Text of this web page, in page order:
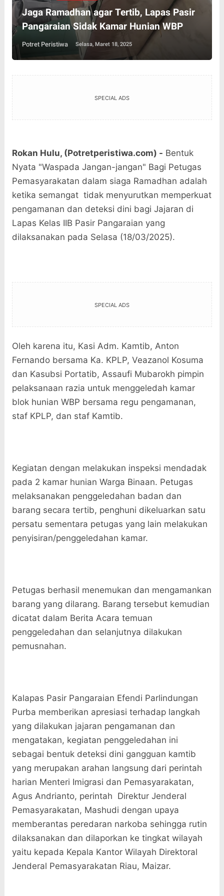
Jaga Ramadhan agar Tertib, Lapas Pasir
Pangaraian Sidak Kamar Hunian WBP
Potret Peristiwa Selasa, Maret 18, 2025
SPECIAL ADS
Rokan Hulu, (Potretperistiwa.com) - Bentuk
Nyata "Waspada Jangan-jangan" Bagi Petugas
Pemasyarakatan dalam siaga Ramadhan adalah
ketika semangat tidak menyurutkan memperkuat
pengamanan dan deteksi dini bagi Jajaran di
Lapas Kelas IIB Pasir Pangaraian yang
dilaksanakan pada Selasa (18/03/2025).
SPECIAL ADS
Oleh karena itu, Kasi Adm. Kamtib, Anton
Fernando bersama Ka. KPLP, Veazanol Kosuma
dan Kasubsi Portatib, Assaufi Mubarokh pimpin
pelaksanaan razia untuk menggeledah kamar
blok hunian WBP bersama regu pengamanan,
staf KPLP, dan staf Kamtib.
Kegiatan dengan melakukan inspeksi mendadak
pada 2 kamar hunian Warga Binaan. Petugas
melaksanakan penggeledahan badan dan
barang secara tertib, penghuni dikeluarkan satu
persatu sementara petugas yang lain melakukan
penyisiran/penggeledahan kamar.
Petugas berhasil menemukan dan mengamankan
barang yang dilarang. Barang tersebut kemudian
dicatat dalam Berita Acara temuan
penggeledahan dan selanjutnya dilakukan
pemusnahan.
Kalapas Pasir Pangaraian Efendi Parlindungan
Purba memberikan apresiasi terhadap langkah
yang dilakukan jajaran pengamanan dan
mengatakan, kegiatan penggeledahan ini
sebagai bentuk deteksi dini gangguan kamtib
yang merupakan arahan langsung dari perintah
harian Menteri Imigrasi dan Pemasyarakatan,
Agus Andrianto, perintah Direktur Jenderal
Pemasyarakatan, Mashudi dengan upaya
memberantas peredaran narkoba sehingga rutin
dilaksanakan dan dilaporkan ke tingkat wilayah
yaitu kepada Kepala Kantor Wilayah Direktoral
Jenderal Pemasyarakatan Riau, Maizar.